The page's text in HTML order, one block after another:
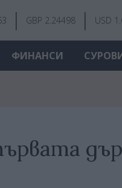
GBP 2.24498 USD
ФИНАНСИ